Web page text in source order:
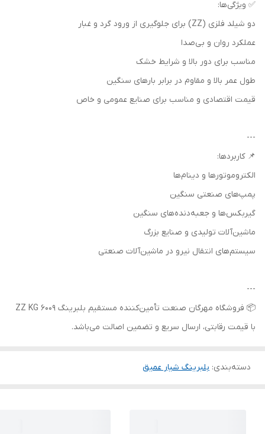
✅ ویژگی‌ها:
دو شیلد فلزی (ZZ) برای جلوگیری از ورود گرد و غبار
عملکرد روان و بی‌صدا
مناسب برای دور بالا و شرایط خشک
طول عمر بالا و مقاوم در برابر بارهای سنگین
قیمت اقتصادی و مناسب برای صنایع عمومی و خاص
---
📌 کاربردها:
الکتروموتورها و دینام‌ها
پمپ‌های صنعتی سنگین
گیربکس‌ها و جعبه‌دنده‌های سنگین
ماشین‌آلات تولیدی و صنایع بزرگ
سیستم‌های انتقال نیرو در ماشین‌آلات صنعتی
---
📦 فروشگاه مهرگان صنعت تأمین‌کننده مستقیم بلبرینگ 6009 ZZ KG
با قیمت رقابتی، ارسال سریع و تضمین اصالت می‌باشد.
دسته‌بندی: بلبرینگ شیار عمیق